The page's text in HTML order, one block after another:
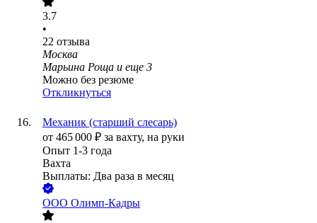
3.7
•
22 отзыва
Москва
Марьина Роща и еще 3
Можно без резюме
Откликнуться
Механик (старший слесарь)
от 465 000 ₽ за вахту, на руки
Опыт 1-3 года
Вахта
Выплаты: Два раза в месяц
ООО Олимп-Кадры